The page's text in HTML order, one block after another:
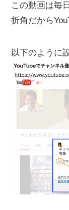
この動画は毎
折角だから
以下のように